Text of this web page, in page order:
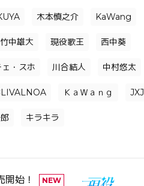
木本慎之介 KaWang
竹中雄大 現役歌王 西中葵
ェ・スホ 川合結人 中村悠太
ＫａＷａｎｇ JXJ
キラキラ
始！
NEW